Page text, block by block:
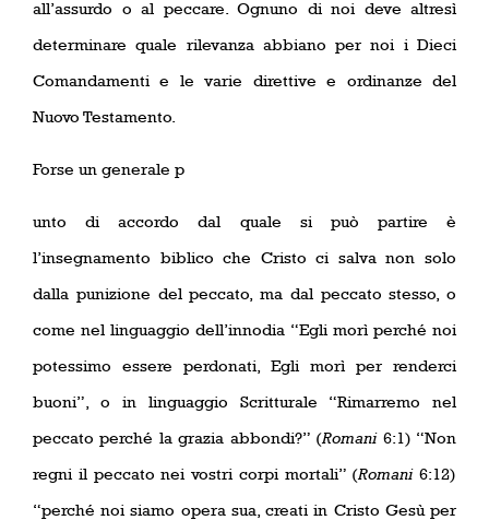
all’assurdo o al peccare. Ognuno di noi deve altresì
determinare quale rilevanza abbiano per noi i Dieci
Comandamenti e le varie direttive e ordinanze del
Nuovo Testamento.
Forse un generale p
unto di accordo dal quale si può partire è
l’insegnamento biblico che Cristo ci salva non solo
dalla punizione del peccato, ma dal peccato stesso, o
come nel linguaggio dell’innodia “Egli morì perché noi
potessimo essere perdonati, Egli morì per renderci
buoni”, o in linguaggio Scritturale “Rimarremo nel
peccato perché la grazia abbondi?” (Romani6:1) “Non
regni il peccato nei vostri corpi mortali” (Romani6:12)
“perché noi siamo opera sua, creati in Cristo Gesù per